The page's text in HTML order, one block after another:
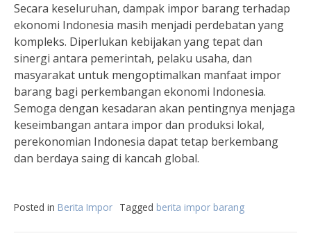
Secara keseluruhan, dampak impor barang terhadap
ekonomi Indonesia masih menjadi perdebatan yang
kompleks. Diperlukan kebijakan yang tepat dan
sinergi antara pemerintah, pelaku usaha, dan
masyarakat untuk mengoptimalkan manfaat impor
barang bagi perkembangan ekonomi Indonesia.
Semoga dengan kesadaran akan pentingnya menjaga
keseimbangan antara impor dan produksi lokal,
perekonomian Indonesia dapat tetap berkembang
dan berdaya saing di kancah global.
Posted in Berita Impor Tagged berita impor barang